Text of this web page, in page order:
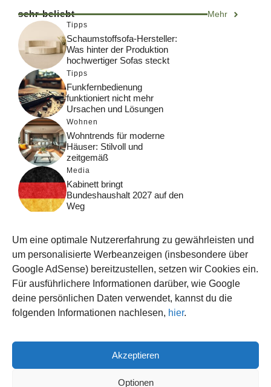
Um eine optimale Nutzererfahrung zu gewährleisten und
um personalisierte Werbeanzeigen (insbesondere über
Google AdSense) bereitzustellen, setzen wir Cookies ein.
Für ausführlichere Informationen darüber, wie Google
deine persönlichen Daten verwendet, kannst du die
folgenden Informationen nachlesen, hier.
Akzeptieren
Optionen
sehr beliebt Mehr
Tipps
Schaumstoffsofa-Hersteller:
Was hinter der Produktion
hochwertiger Sofas steckt
Tipps
Funkfernbedienung
funktioniert nicht mehr
Ursachen und Lösungen
Wohnen
Wohntrends für moderne
Häuser: Stilvoll und
zeitgemäß
Media
Kabinett bringt
Bundeshaushalt 2027 auf den
Weg
Funktionsweise, Prozesse
und Rankinglogik
Computer
Wieso habe ich im moment
kein Internet?
© 2026 WISSEN123.DE
IMPRESSUM
DATENSCHUTZ